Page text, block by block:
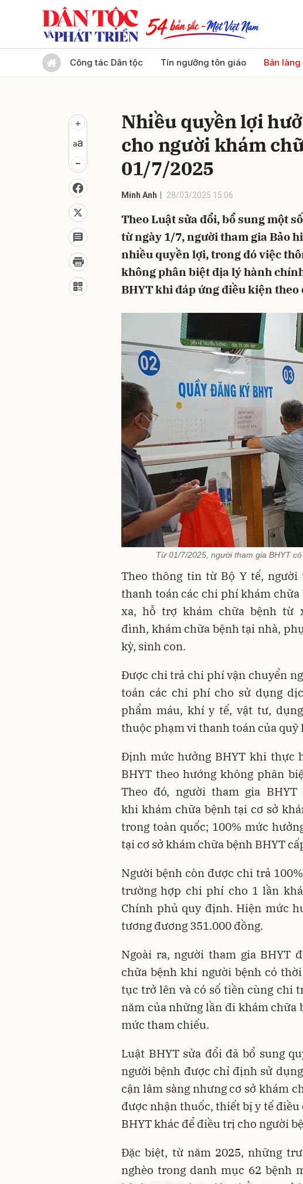
Công tác Dân tộc Tín ngưỡng tôn giáo Bản
Nhiều quyền lợi
cho người khám
01/7/2025
Minh Anh 28/03/2025 15:06
Theo Luật sửa đổi, bổ sung một
từ ngày 1/7, người tham gia Bảo
nhiều quyền lợi, trong đó việc
không phân biệt địa lý hành
BHYT khi đáp ứng điều kiện theo
Từ 01/7/2025, người tham gia BHYT
Theo thông tin từ Bộ Y tế, người
thanh toán các chi phí khám chữa
xa, hỗ trợkhám chữa bệnh từ
đình, khám chữa bệnh tại nhà,
kỳ, sinh con.
Được chi trả chi phí vận chuyển
toán các chi phí cho sử dụng
phẩm máu, khí y tế, vật tư,
thuộc phạm vi thanh toán của quỹ
Định mức hưởng BHYT khi thực
BHYT theo hướng không phân
Theo đó, người tham gia
khi khám chữa bệnh tại cơ sở
trong toàn quốc; 100% mức
tại cơ sở khám chữa bệnh BHYT
Người bệnh còn được chi trả
trường hợp chi phí cho 1 lần
Chính phủ quy định. Hiện mức
tương đương 351.000 đồng.
Ngoài ra, người tham gia BHYT
chữa bệnh khi người bệnh có
tục trở lên và có số tiền cùng chi
năm của những lần đi khám
mức tham chiếu.
Luật BHYT sửa đổi đã bổ sung
người bệnh được chỉ định sử
cận lâm sàng nhưng cơ sở khám
được nhận thuốc, thiết bị y tế
BHYT khác để điều trị cho người
Đặc biệt, từ năm 2025, những
nghèo trong danh mục 62 bệnh
Gửi bình